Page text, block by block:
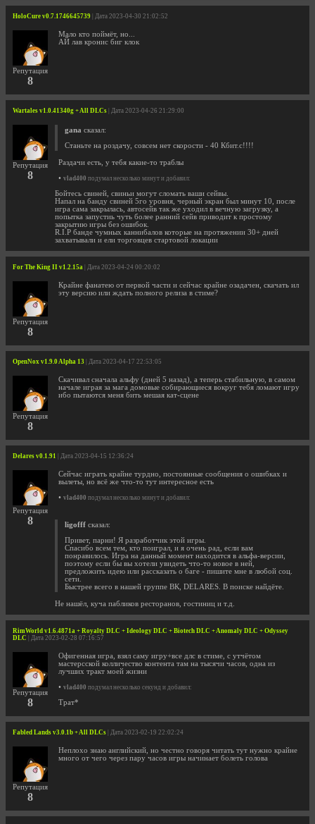
HoloCure v0.7.1746645739 | Дата 2023-04-30 21:02:52
Репутация
8
Мало кто поймёт, но...
АЙ лав кронис биг клок
Wartales v1.0.41340g + All DLCs | Дата 2023-04-26 21:29:00
Репутация
8
gana сказал:
Станьте на роздачу, совсем нет скорости - 40 Кбит.с!!!!
Раздачи есть, у тебя какие-то траблы
• vlad400 подумал несколько минут и добавил:
Бойтесь свиней, свиньи могут сломать ваши сейвы.
Напал на банду свиней 5го уровня, черный экран был минут 10, после
игра сама закрылась, автосейв так же уходил в вечную загрузку, а
попытка запустиь чуть более ранний сейв приводит к простому
закрытию игры без ошибок.
R.I.P банде чумных каннибалов которые на протяжении 30+ дней
захватывали и ели торговцев стартовой локации
For The King II v1.2.15a | Дата 2023-04-24 00:20:02
Репутация
8
Крайне фанатею от первой части и сейчас крайне озадачен, скачать ил
эту версию или ждать полного релиза в стиме?
OpenNox v1.9.0 Alpha 13 | Дата 2023-04-17 22:53:05
Репутация
8
Скачивал сначала альфу (дней 5 назад), а теперь стабильную, в самом
начале играя за мага домовые собирающиеся вокруг тебя ломают игру
ибо пытаются меня бить мешая кат-сцене
Delares v0.1.91 | Дата 2023-04-15 12:36:24
Репутация
8
Сейчас играть крайне турдно, постоянные сообщения о ошибках и
вылеты, но всё же что-то тут интересное есть
• vlad400 подумал несколько минут и добавил:
ligofff сказал:
Привет, парни! Я разработчик этой игры.
Спасибо всем тем, кто поиграл, и я очень рад, если вам
понравилось. Игра на данный момент находится в альфа-версии,
поэтому если бы вы хотели увидеть что-то новое в ней,
предложить идею или рассказать о баге - пишите мне в любой соц.
сети.
Быстрее всего в нашей группе ВК, DELARES. В поиске найдёте.
Не нашёл, куча пабликов ресторанов, гостиниц и т.д.
RimWorld v1.6.4871a + Royalty DLC + Ideology DLC + Biotech DLC + Anomaly DLC + Odyssey
DLC | Дата 2023-02-28 07:16:57
Репутация
8
Офигенная игра, взял саму игру+все длс в стиме, с утчётом
мастерсской колличество контента там на тысячи часов, одна из
лучших тракт моей жизни
• vlad400 подумал несколько секунд и добавил:
Трат*
Fabled Lands v3.0.1b + All DLCs | Дата 2023-02-19 22:02:24
Репутация
8
Неплохо знаю английский, но честно говоря читать тут нужно крайне
много от чего через пару часов игры начинает болеть голова